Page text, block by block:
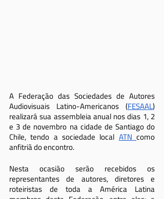
A Federação das Sociedades de Autores
Audiovisuais Latino-Americanos (FESAAL)
realizará sua assembleia anual nos dias 1, 2
e 3 de novembro na cidade de Santiago do
Chile, tendo a sociedade local ATN como
anfitriã do encontro.
Nesta ocasião serão recebidos os
representantes de autores, diretores e
roteiristas de toda a América Latina